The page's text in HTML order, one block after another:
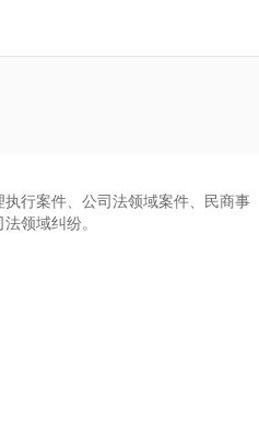
行案件、公司法领域案件、民商事
领域纠纷。